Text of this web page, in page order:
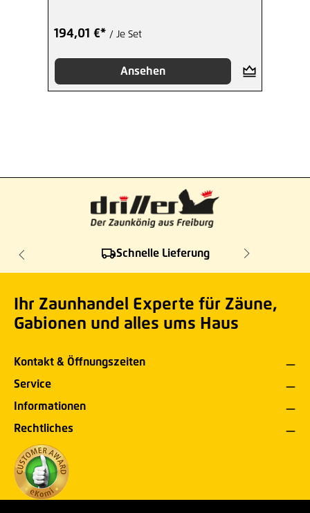
194,01 €* / Je Set
Ansehen
Schnelle Lieferung
Ihr Zaunhandel Experte für Zäune,
Gabionen und alles ums Haus
Kontakt & Öffnungszeiten
Service
Informationen
Rechtliches